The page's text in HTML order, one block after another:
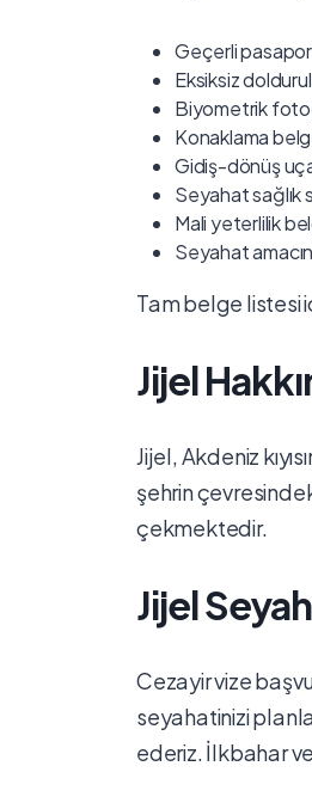
Geçerli
Eksiksiz
Biyometrik
Konaklama
Gidiş-dönüş
Seyahat sağlık
Mali yeterlilik
Seyahat
Tam belge listesi
Jijel
Jijel, Akdeniz
şehrin
çekmektedir.
Jijel
Cezayir vize
seyahatinizi
ederiz. İlkbahar